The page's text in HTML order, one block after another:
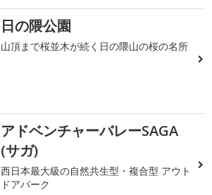
日の隈公園
山頂まで桜並木が続く日の隈山の桜の名所
アドベンチャーバレーSAGA
(サガ)
西日本最大級の自然共生型・複合型 アウト
ドアパーク